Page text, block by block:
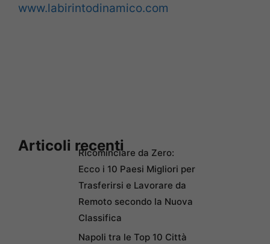
www.labirintodinamico.com
Articoli recentiRicominciare da Zero:
Ecco i 10 Paesi Migliori per
Trasferirsi e Lavorare da
Remoto secondo la Nuova
Classifica
Napoli tra le Top 10 Città